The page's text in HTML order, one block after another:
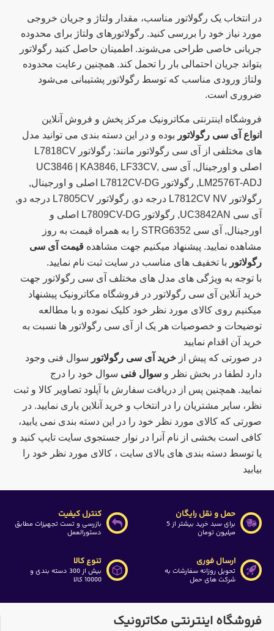
در انتخاب یک رگولاتور مناسب، مقدار ولتاژ و جریان خروجی
مورد نیاز خود را بررسی کنید. رگولاتورهای ولتاژ برای محدوده
جریانی خاصی طراحی می‌شوند. اطمینان حاصل کنید رگولاتور
بتواند جریان احتمالی بار را تحمل کند. همچنین رعایت محدوده
ولتاژ ورودی مناسب که توسط رگولاتور پشتیبانی می‌شود
ضروری است.
فروشگاه اینترنتی مکاترونیک مرکز پخش و فروش آنلاین
انواع آی سی رگولاتور بوده و در این دسته بندی می توانید مدل
های مختلفی از آی سی رگولاتور مانند: رگولاتور L7818CV
اصلی و اورجینال, آی سی UC3846 | KA3846, LF33CV,
LM2576T-ADJ, رگولاتور L7812CV-DG اصلی و اورجینال,
رگولاتور L7812CV NV درجه دو, رگولاتور L7805CV درجه دو,
آی سی UC3842AN, رگولاتور L7809CV-DG اصلی و
اورجینال, آی سی STRG6352 را به همراه قیمت به روز
مشاهده نمایید. پیشنهاد میکنیم جهت مشاهده قیمت آی سی
رگولاتور با تخفیف های مناسب در سایت ثبت نام نمایید.
با توجه به ویژگی های مدل های مختلف آی سی رگولاتور جهت
خرید آنلاین آی سی رگولاتور در فروشگاه مکاترونیک پیشنهاد
میکنیم روی کالای مورد نظر خود کلیک نموده و با مطالعه
توضیحات و خصوصیات هر یک از آی سی رگولاتور ها نسبت به
خرید آن اقدام نمایید
در صورتی که پیش از خرید آی سی رگولاتور سوال فنی وجود
دارد لطفا در بخش نظر و سوال فنی سوال خود را درج
نمایید. همچنین پس از دریافت سفارش با آپلود تصاویر کالا و ثبت
نظر، سایر مشتریان را در انتخاب و خرید آنلاین یاری نمایید. در
صورتی که کالای مورد نظر خود را در این دسته بندی نمی یابید،
کافی است بخشی از نام آنرا در نوار جستجوی سایت تایپ کنید و
یا توسط دسته بندی های بالای سایت ، کالای مورد نظر خود را
بیابید
حمل و نقل رایگان
برای سبد خرید بیشتر از 5
میلیون تومان
کنترل کیفیت
بازرسی و تست تجهیزات مطابق
دستورالعمل
ارسال فوری
تحویل روزانه سفارشات به
شرکت های حمل
تنوع کالا
بیش از 300 دسته بندی و
10000 کالا
فروشگاه اینترنتی مکاترونیک